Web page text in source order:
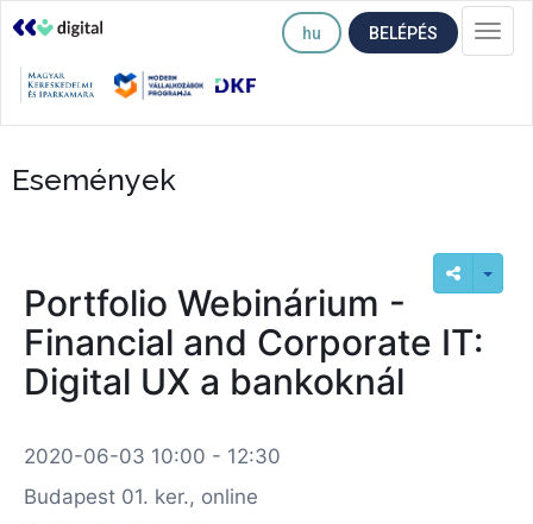
hu BELÉPÉS
Események
Portfolio Webinárium -
Financial and Corporate IT:
Digital UX a bankoknál
2020-06-03 10:00 - 12:30
Budapest 01. ker., online